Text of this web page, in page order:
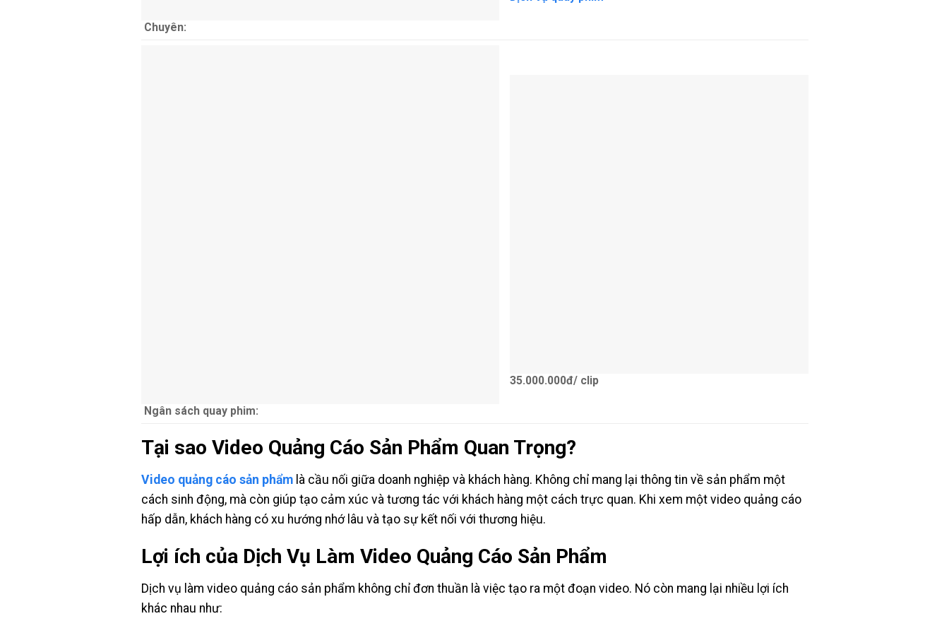
Chuyên:
Ngân sách quay phim:
35.000.000đ/ clip
Tại sao Video Quảng Cáo Sản Phẩm Quan Trọng?
Video quảng cáo sản phẩmlà cầu nối giữa doanh nghiệp và khách hàng. Không chỉ mang lại thông tin về sản phẩm một
cách sinh động, mà còn giúp tạo cảm xúc và tương tác với khách hàng một cách trực quan. Khi xem một video quảng cáo
hấp dẫn, khách hàng có xu hướng nhớ lâu và tạo sự kết nối với thương hiệu.
Lợi ích của Dịch Vụ Làm Video Quảng Cáo Sản Phẩm
Dịch vụ làm video quảng cáo sản phẩm không chỉ đơn thuần là việc tạo ra một đoạn video. Nó còn mang lại nhiều lợi ích
khác nhau như: